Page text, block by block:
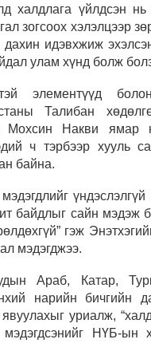
халдлага үйлдсэн
зогсоох хэлэлцээр
идэвхжиж
улам хүнд болж
элементүүд
Талибан
Мохсин Накви ямар
ч тэрбээр хууль
байна.
байдлыг сайн мэдэж
гэж
мэдэгджээ.
Араб, Катар,
нарийн бичгийн
уриалж,
НҮБ-ын